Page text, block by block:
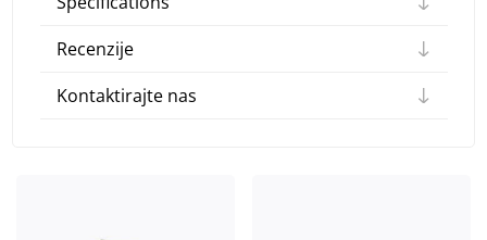
Recenzije
Kontaktirajte nas